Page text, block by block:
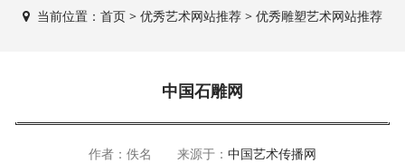
当前位置： 首页> 优秀艺术网站推荐> 优秀雕塑艺术网站推荐
中国石雕网
作者：佚名 来源于： 中国艺术传播网